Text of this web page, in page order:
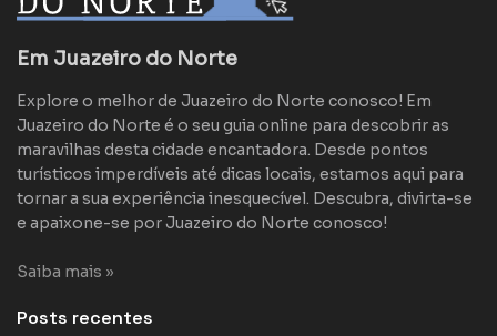
Em Juazeiro do Norte
Explore o melhor de Juazeiro do Norte conosco! Em
Juazeiro do Norte é o seu guia online para descobrir as
maravilhas desta cidade encantadora. Desde pontos
turísticos imperdíveis até dicas locais, estamos aqui para
tornar a sua experiência inesquecível. Descubra, divirta-se
e apaixone-se por Juazeiro do Norte conosco!
Saiba mais »
Posts recentes